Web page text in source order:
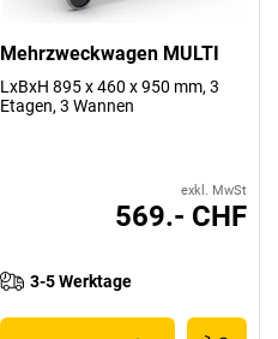
Mehrzweckwagen MULTI
LxBxH 895 x 460 x 950 mm, 3
Etagen, 3 Wannen
exkl. MwSt
569.- CHF
3-5 Werktage